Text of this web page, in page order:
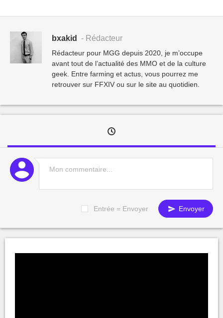
bxakid - Rédacteur
Rédacteur pour MGG depuis 2020, je m’occupe
avant tout de l’actualité des MMO et de la culture
geek. Entre farming et actus, vous pourrez me
retrouver sur FFXIV ou sur le site au quotidien.
Entrée = Envoyer Envoyer